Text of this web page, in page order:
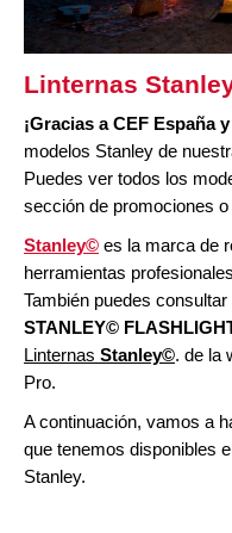
Linternas
¡Gracias a CEF España y
modelos Stanley de
Puedes ver todos los
sección de promociones
Stanley© es la marca de
herramientas
También puedes
STANLEY©
Linternas Stanley©. de la
Pro.
A continuación, vamos a
que tenemos disponibles
Stanley.